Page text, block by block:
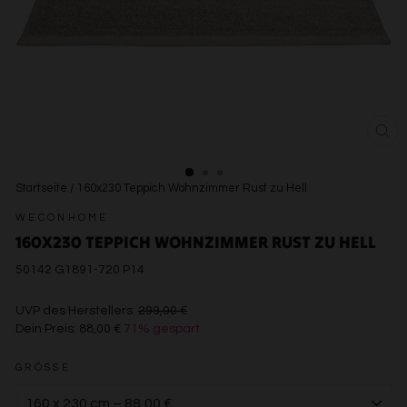
Startseite / 160x230 Teppich Wohnzimmer Rust zu Hell
WECONHOME
160X230 TEPPICH WOHNZIMMER RUST ZU HELL
50142 G1891-720 P14
UVP des Herstellers: 299,00 €€299,00
Dein Preis: 88,00 € 71% gespart
GRÖSSE